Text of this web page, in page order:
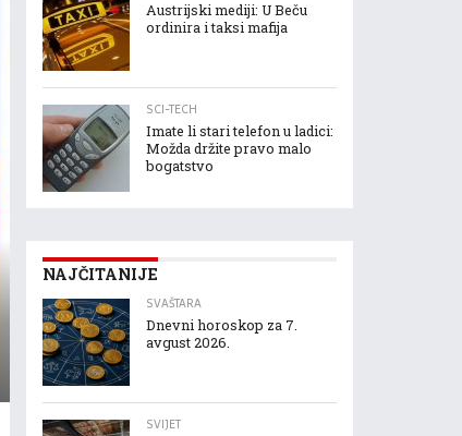
Austrijski mediji: U Beču
ordinira i taksi mafija
SCI-TECH
Imate li stari telefon u ladici:
Možda držite pravo malo
bogatstvo
NAJČITANIJE
SVAŠTARA
Dnevni horoskop za 7.
avgust 2026.
SVIJET